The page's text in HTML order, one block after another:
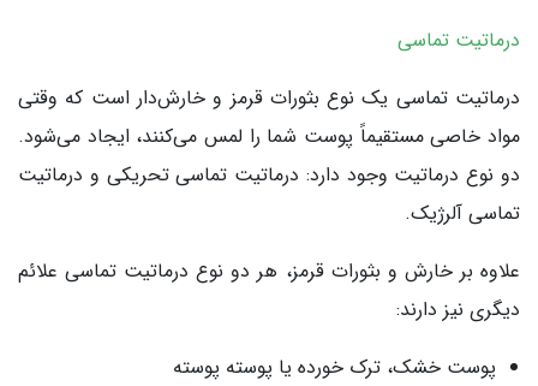
درماتیت تماسی
درماتیت تماسی یک نوع بثورات قرمز و خارش‌دار است که وقتی
مواد خاصی مستقیماً پوست شما را لمس می‌کنند، ایجاد می‌شود.
دو نوع درماتیت وجود دارد: درماتیت تماسی تحریکی و درماتیت
تماسی آلرژیک.
علاوه بر خارش و بثورات قرمز، هر دو نوع درماتیت تماسی علائم
دیگری نیز دارند:
پوست خشک، ترک خورده یا پوسته پوسته